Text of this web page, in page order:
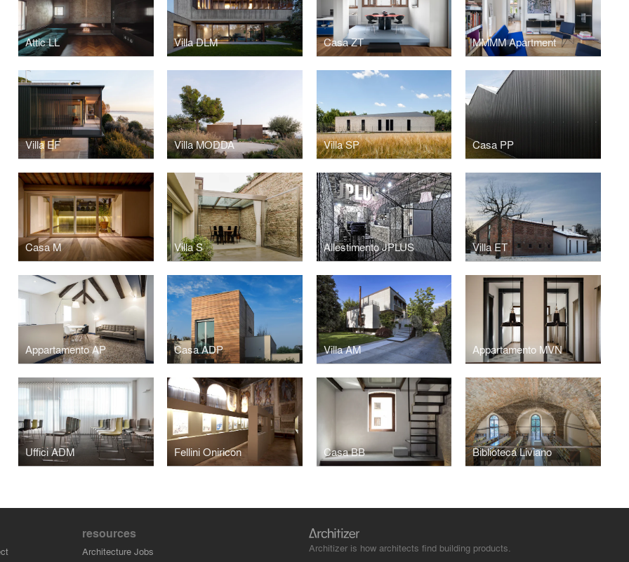
Attic LL Villa DLM Casa ZT MMMM Apartment
Villa EF Villa MODDA Villa SP Casa PP
Casa M Villa S Allestimento JPLUS Villa ET
Appartamento AP Casa ADP Villa AM Appartamento MVN
Uffici ADM Fellini Oniricon Casa BB Biblioteca Liviano
resources
Architecture Jobs
Architizer is how architects find building products.